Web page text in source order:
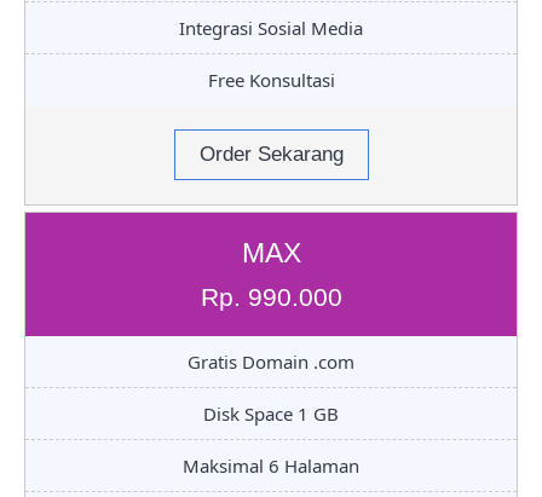
Integrasi Sosial Media
Free Konsultasi
Order Sekarang
MAX
Rp. 990.000
Gratis Domain .com
Disk Space 1 GB
Maksimal 6 Halaman